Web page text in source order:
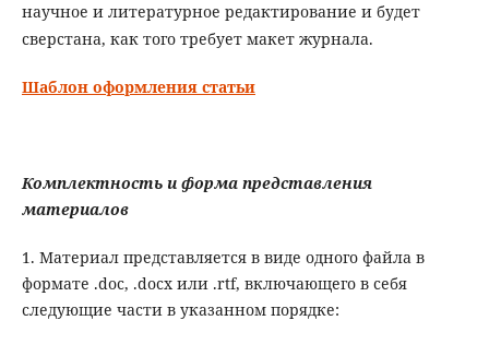
научное и литературное редактирование и будет
сверстана, как того требует макет журнала.
Шаблон оформления статьи
Комплектность и форма представления
материалов
1. Материал представляется в виде одного файла в
формате .doc, .docx или .rtf, включающего в себя
следующие части в указанном порядке: